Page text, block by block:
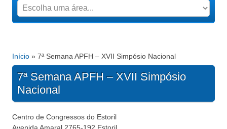
Está aqui
Início » 7ª Semana APFH – XVII Simpósio Nacional
7ª Semana APFH – XVII Simpósio
Nacional
Centro de Congressos do Estoril